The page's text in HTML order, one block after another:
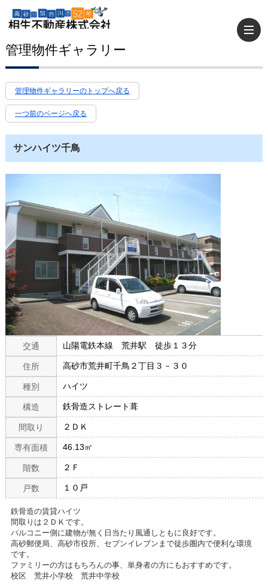
管理物件ギャラリー
管理物件ギャラリーのトップへ戻る
一つ前のページへ戻る
サンハイツ千鳥
交通 山陽電鉄本線 荒井駅 徒歩１３分
住所 高砂市荒井町千鳥２丁目３－３０
種別 ハイツ
構造 鉄骨造ストレート葺
間取り ２ＤＫ
専有面積 46.13㎡
階数 ２Ｆ
戸数 １０戸
鉄骨造の賃貸ハイツ
間取りは２ＤＫです。
バルコニー側に建物が無く日当たり風通しともに良好です。
高砂郵便局、高砂市役所、セブンイレブンまで徒歩圏内で便利な環境
です。
ファミリーの方はもちろんの事、単身者の方にもおすすめです。
校区 荒井小学校 荒井中学校